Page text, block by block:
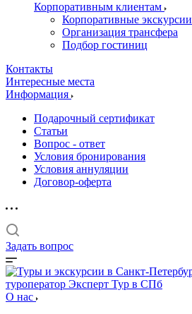
Корпоративным клиентам
Корпоративные экскурсии
Организация трансфера
Подбор гостиниц
Контакты
Интересные места
Информация
Подарочный сертификат
Статьи
Вопрос - ответ
Условия бронирования
Условия аннуляции
Договор-оферта
Задать вопрос
О нас